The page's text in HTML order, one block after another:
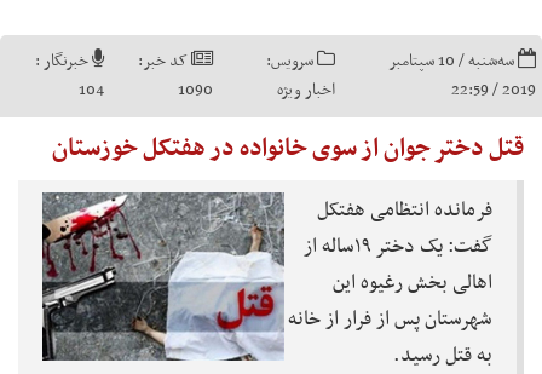
سه‌شنبه / 10 سپتامبر
2019 / 22:59
سرویس:
اخبار ویژه
کد خبر:
1090
خبرنگار :
104
قتل دختر جوان از سوی خانواده در هفتکل خوزستان
فرمانده انتظامی هفتکل
گفت: یک دختر ۱۹ساله از
اهالی بخش رغیوه این
شهرستان پس از فرار از خانه
به قتل رسید.